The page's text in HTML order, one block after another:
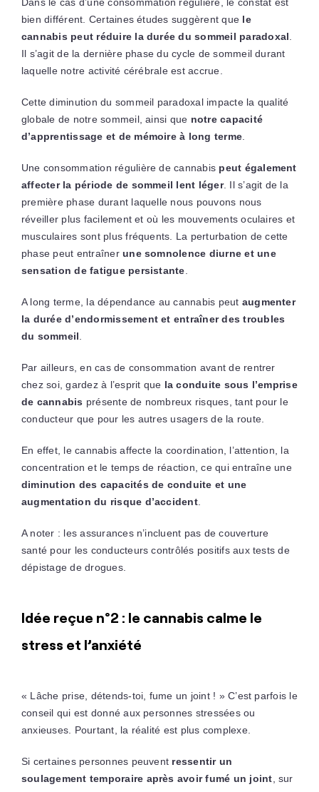
Dans le cas d’une consommation régulière, le constat est
bien différent. Certaines études suggèrent que le
cannabis peut réduire la durée du sommeil paradoxal.
Il s’agit de la dernière phase du cycle de sommeil durant
laquelle notre activité cérébrale est accrue.
Cette diminution du sommeil paradoxal impacte la qualité
globale de notre sommeil, ainsi que notre capacité
d’apprentissage et de mémoire à long terme.
Une consommation régulière de cannabis peut également
affecter la période de sommeil lent léger. Il s’agit de la
première phase durant laquelle nous pouvons nous
réveiller plus facilement et où les mouvements oculaires et
musculaires sont plus fréquents. La perturbation de cette
phase peut entraînerune somnolence diurne et une
sensation de fatigue persistante.
A long terme, la dépendance au cannabis peut augmenter
la durée d’endormissement et entraîner des troubles
du sommeil.
Par ailleurs, en cas de consommation avant de rentrer
chez soi, gardez à l’esprit que la conduite sous l’emprise
de cannabis présente de nombreux risques, tant pour le
conducteur que pour les autres usagers de la route.
En effet, le cannabis affecte la coordination, l’attention, la
concentration et le temps de réaction, ce qui entraîne une
diminution des capacités de conduite et une
augmentation du risque d’accident.
A noter : les assurances n’incluent pas de couverture
santé pour les conducteurs contrôlés positifs aux tests de
dépistage de drogues.
Idée reçue n°2 : le cannabis calme le
stress et l’anxiété
« Lâche prise, détends-toi, fume un joint ! » C’est parfois le
conseil qui est donné aux personnes stressées ou
anxieuses. Pourtant, la réalité est plus complexe.
Si certaines personnes peuvent ressentir un
soulagement temporaire après avoir fumé un joint, sur